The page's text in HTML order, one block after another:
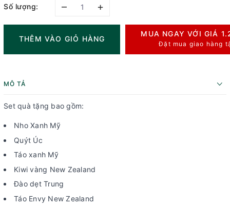
Số lượng: – +
THÊM VÀO GIỎ HÀNG
MUA NGAY VỚI GIÁ
Đặt mua giao hàng
MÔ TẢ
Set quà tặng bao gồm:
Nho Xanh Mỹ
Quýt Úc
Táo xanh Mỹ
Kiwi vàng New Zealand
Đào dẹt Trung
Táo Envy New Zealand